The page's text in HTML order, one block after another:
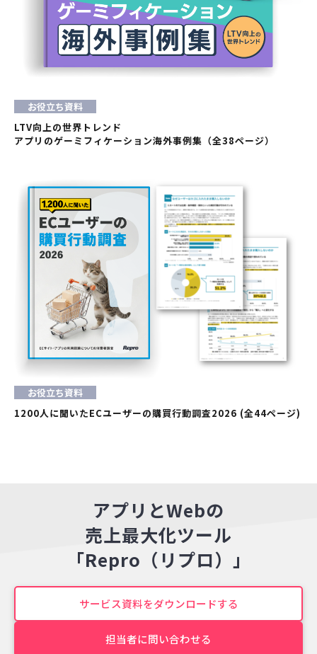
お役立ち資料
LTV向上の世界トレンド
アプリのゲーミフィケーション海外事例集（全38ページ）
お役立ち資料
1200人に聞いたECユーザーの購買行動調査2026 (全44ページ)
アプリとWebの
売上最大化ツール
「Repro（リプロ）」
サービス資料をダウンロードする
担当者に問い合わせる